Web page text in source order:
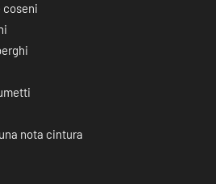
coseni
nota cintura